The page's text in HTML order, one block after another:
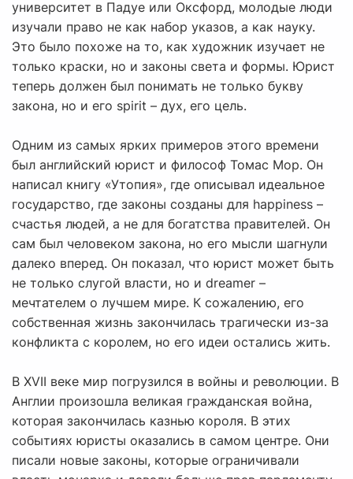
университет в Падуе или Оксфорд, молодые люди
изучали право не как набор указов, а как науку.
Это было похоже на то, как художник изучает не
только краски, но и законы света и формы. Юрист
теперь должен был понимать не только букву
закона, но и его spirit – дух, его цель.
Одним из самых ярких примеров этого времени
был английский юрист и философ Томас Мор. Он
написал книгу «Утопия», где описывал идеальное
государство, где законы созданы для happiness –
счастья людей, а не для богатства правителей. Он
сам был человеком закона, но его мысли шагнули
далеко вперед. Он показал, что юрист может быть
не только слугой власти, но и dreamer –
мечтателем о лучшем мире. К сожалению, его
собственная жизнь закончилась трагически из-за
конфликта с королем, но его идеи остались жить.
В XVII веке мир погрузился в войны и революции. В
Англии произошла великая гражданская война,
которая закончилась казнью короля. В этих
событиях юристы оказались в самом центре. Они
писали новые законы, которые ограничивали